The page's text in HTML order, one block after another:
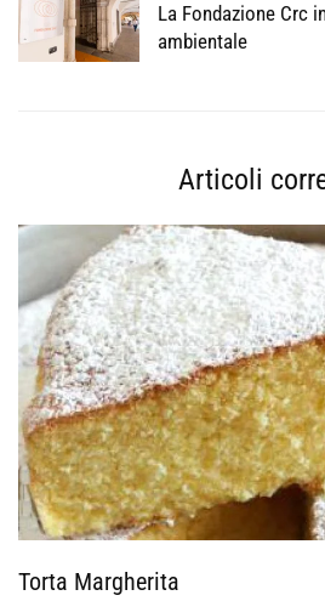
La Fondazione Crc
ambientale
Articoli
Torta Margherita